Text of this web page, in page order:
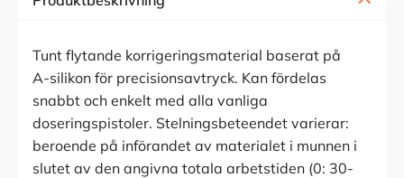
Tunt flytande korrigeringsmaterial baserat på
A-silikon för precisionsavtryck. Kan fördelas
snabbt och enkelt med alla vanliga
doseringspistoler. Stelningsbeteendet varierar:
beroende på införandet av materialet i munnen i
slutet av den angivna totala arbetstiden (0: 30-